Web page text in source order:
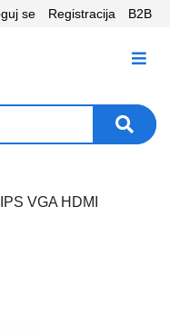
se Registracija B2B
VGA HDMI